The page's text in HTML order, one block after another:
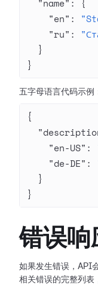
  "name"
: {
    "en"
:
    "ru"
:
  }
}
五字母语言代码示例
{
    "en-US"
:
    "de-DE"
:
  }
}
错误响
如果发生错误，API
相关错误的完整列表